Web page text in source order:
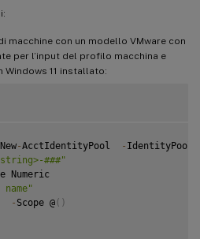
macchine con un modello VMware con
per l’input del profilo macchina e
Windows 11 installato:
New-AcctIdentityPool -
###"
Numeric
name"
- Scope @ ( )